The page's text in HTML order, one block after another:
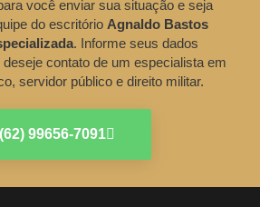
você enviar sua situação e seja
do escritório Agnaldo Bastos
. Informe seus dados
contato de um especialista em
servidor público e direito militar.
(62) 99656-7091